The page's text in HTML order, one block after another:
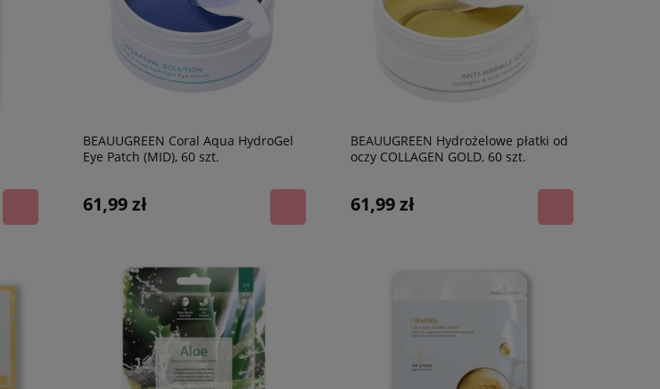
BEAUUGREEN Coral Aqua HydroGel
Eye Patch (MID), 60 szt.
61,99 zł
BEAUUGREEN Hydrożelowe płatki od
oczy COLLAGEN GOLD, 60 szt.
61,99 zł